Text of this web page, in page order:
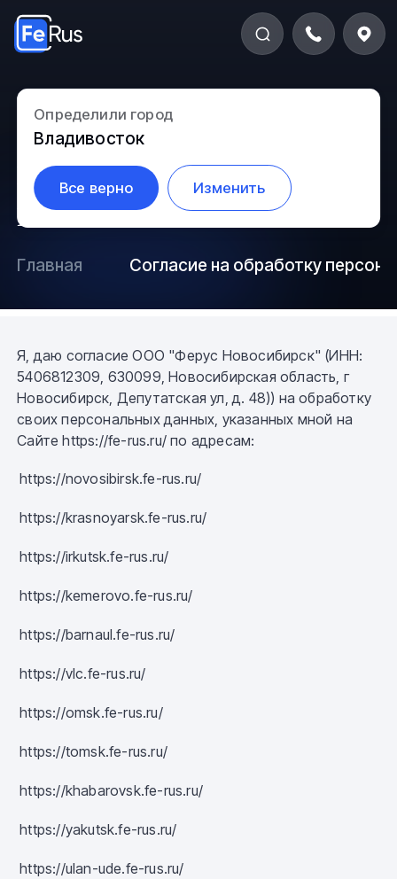
Определили город
Владивосток
Все верно Изменить
Согласие на обработку
персональных данных
на сайте
Главная Согласие на обработку
Я, даю согласие ООО "Ферус Новосибирск" (ИНН:
5406812309, 630099, Новосибирская область, г
Новосибирск, Депутатская ул, д. 48)) на обработку
своих персональных данных, указанных мной на
Сайтеhttps://fe-rus.ru/по адресам:
https://novosibirsk.fe-rus.ru/
https://krasnoyarsk.fe-rus.ru/
https://irkutsk.fe-rus.ru/
https://kemerovo.fe-rus.ru/
https://barnaul.fe-rus.ru/
https://vlc.fe-rus.ru/
https://omsk.fe-rus.ru/
https://tomsk.fe-rus.ru/
https://khabarovsk.fe-rus.ru/
https://yakutsk.fe-rus.ru/
https://ulan-ude.fe-rus.ru/